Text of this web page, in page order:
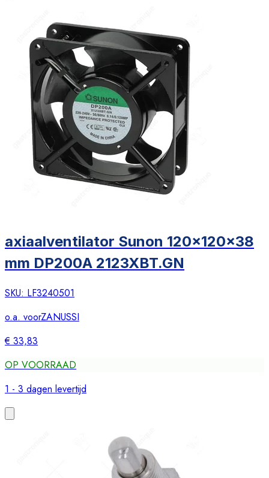
axiaalventilator Sunon 120x120x38
mm DP200A 2123XBT.GN
SKU: LF3240501
o.a. voorZANUSSI
€ 33,83
OP VOORRAAD
1 - 3 dagen levertijd